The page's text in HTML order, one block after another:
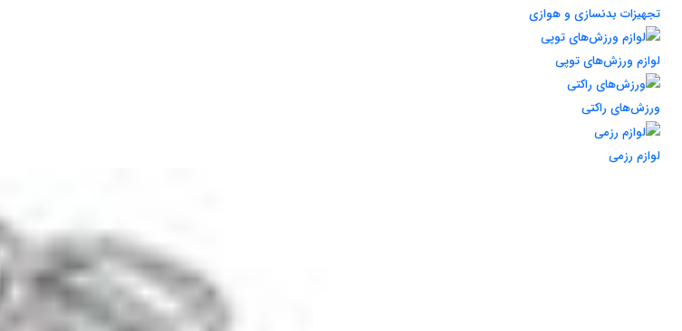
تجهیزات بدنسازی و هوازی
لوازم ورزش‌های توپی
ورزش‌های راکتی
لوازم رزمی